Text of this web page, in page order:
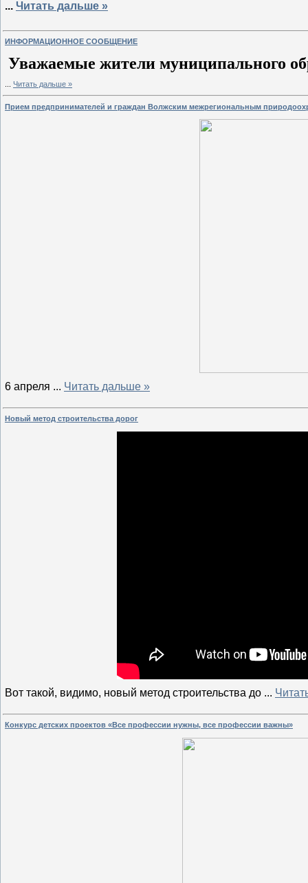
... Читать дальше »
ИНФОРМАЦИОННОЕ СООБЩЕНИЕ
Уважаемые жители муниципального
Читать дальше »
Прием предпринимателей и граждан Волжским межрегиональным
6 апреля ... Читать дальше »
Новый метод строительства дорог
Вот такой, видимо, новый метод строительства до ...
Конкурс детских проектов «Все профессии нужны, все профессии важны»